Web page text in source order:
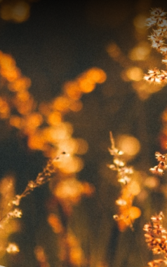
CLASSIC
最
新
消
息
NEWS